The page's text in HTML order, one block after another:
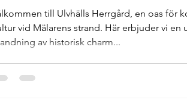
till Ulvhälls Herrgård, en oas för
vid Mälarens strand. Här erbjuder vi en
av historisk charm...